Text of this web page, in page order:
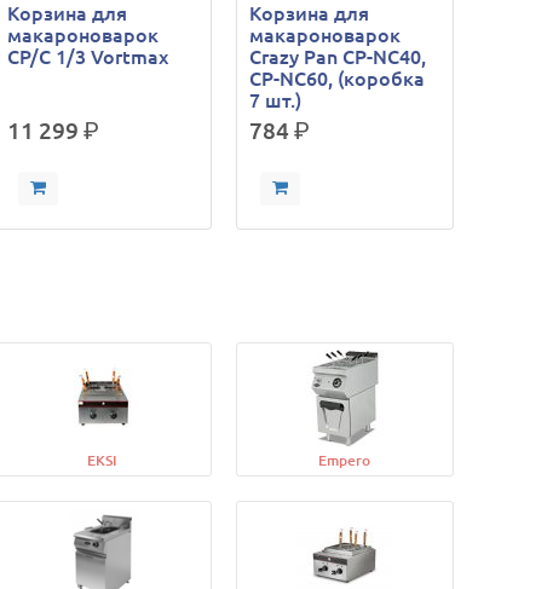
Корзина для
макароноварок
CP/C 1/3 Vortmax
11 299 р.
Корзина для
макароноварок
Crazy Pan CP-NC40,
CP-NC60, (коробка
7 шт.)
784 р.
EKSI Empero